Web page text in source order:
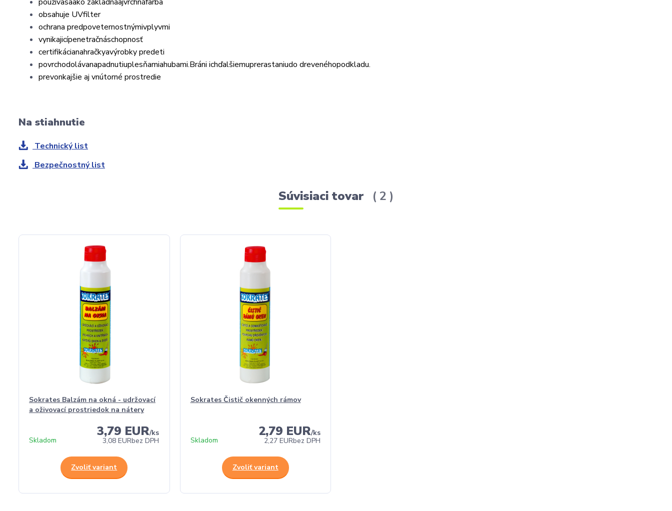
obsahuje UVfilter
ochrana predpoveternostnýmivplyvmi
vynikajicípenetračnáschopnosť
certifikácianahračkyavýrobky predeti
povrchodolávanapadnutiuplesňamiahubami.Bráni ichďalšiemuprerastaniudo drevenéhopodkladu.
prevonkajšie aj vnútorné prostredie
Na stiahnutie
Technický list
Bezpečnostný list
Súvisiaci tovar 2
Sokrates Balzám na okná - udržovací
a oživovací prostriedok na nátery
3,79 EUR/ks
3,08 EURbez DPH
Skladom
Zvoliť variant
Sokrates Čistič okenných rámov
2,79 EUR/ks
2,27 EURbez DPH
Skladom
Zvoliť variant